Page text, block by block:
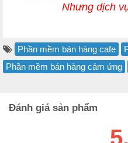
Nhưng dịch
Phần mềm bán hàng cafe
Phần mềm bán hàng cảm ứng
Đánh giá sản phẩm